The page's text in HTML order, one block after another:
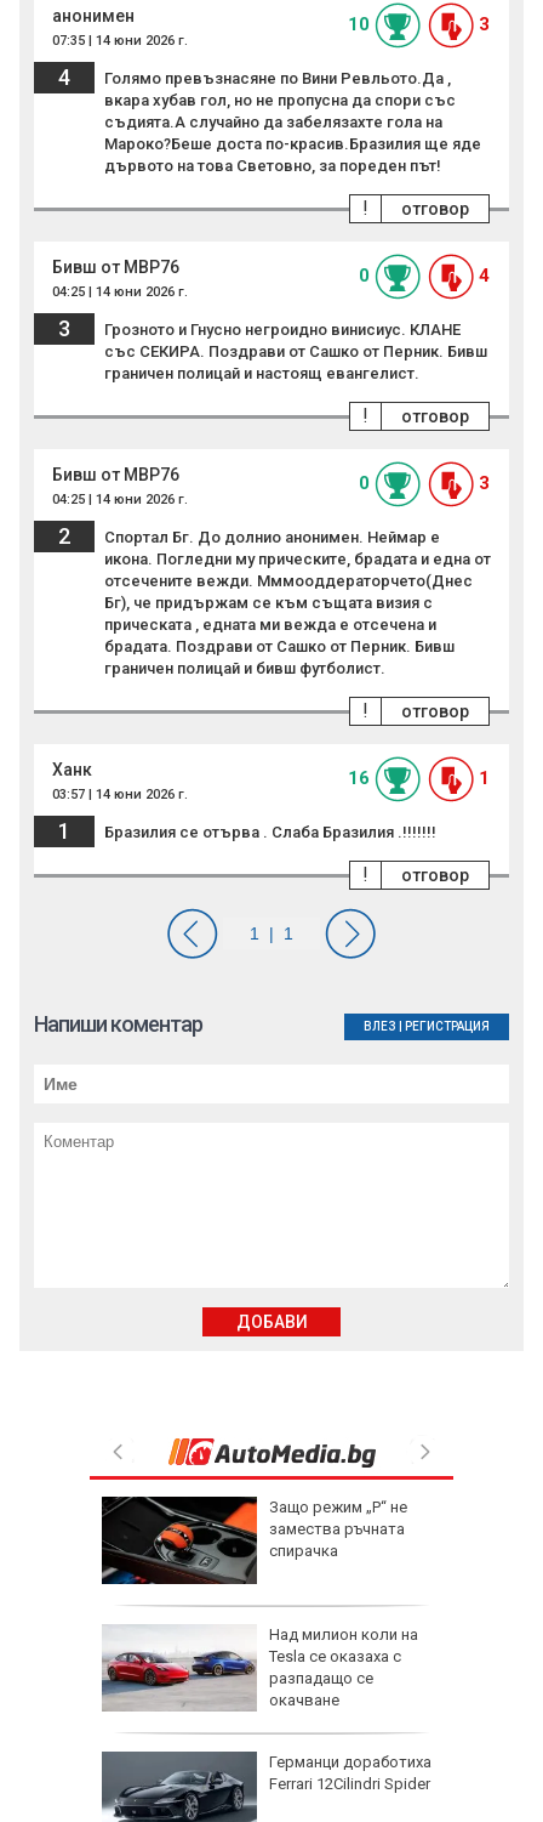
Защо режим „P“ не
замества ръчната
спирачка
Над милион коли на
Tesla се оказаха с
разпадащо се
окачване
Германци доработиха
Ferrari 12Cilindri Spider
анонимен
07:35 | 14 юни 2026 г.
10 3
4
Голямо превъзнасяне по Вини Ревльото.Да ,
вкара хубав гол, но не пропусна да спори със
съдията.А случайно да забелязахте гола на
Мароко?Беше доста по-красив.Бразилия ще яде
дървото на това Световно, за пореден път!
отговор
!
Бивш от МВР76
04:25 | 14 юни 2026 г.
0 4
3
Грозното и Гнусно негроидно винисиус. КЛАНЕ
със СЕКИРА. Поздрави от Сашко от Перник. Бивш
граничен полицай и настоящ евангелист.
отговор
!
Бивш от МВР76
04:25 | 14 юни 2026 г.
0 3
2
Спортал Бг. До долнио анонимен. Неймар е
икона. Погледни му прическите, брадата и една от
отсечените вежди. Мммооддераторчето(Днес
Бг), че придържам се към същата визия с
прическата , едната ми вежда е отсечена и
брадата. Поздрави от Сашко от Перник. Бивш
граничен полицай и бивш футболист.
отговор
!
Ханк
03:57 | 14 юни 2026 г.
16 1
1 Бразилия се отърва . Слаба Бразилия .!!!!!!!
отговор
!
Напиши коментар ВЛЕЗ РЕГИСТРАЦИЯ
ДОБАВИ